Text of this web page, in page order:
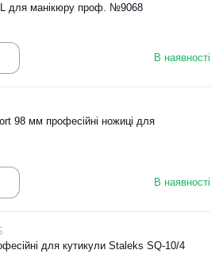
для манікюру проф. №9068
В наявності
98 мм професійні ножиці для
В наявності
для кутикули Staleks SQ-10/4